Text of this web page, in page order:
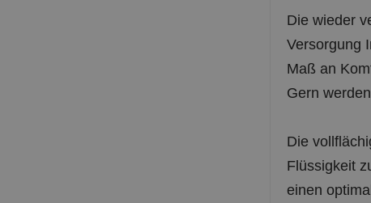
Die wieder
Versorgung
Maß an
Gern
Die
Flüssigkeit
einen